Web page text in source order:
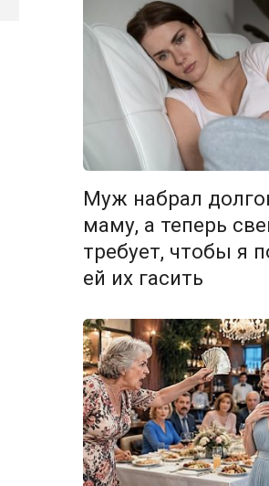
Муж набрал
маму, а теперь
требует, чтобы я
ей их гасить